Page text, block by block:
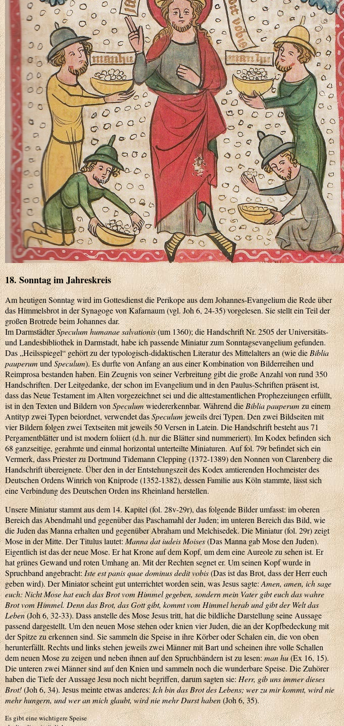
18. Sonntag im Jahreskreis
Am heutigen Sonntag wird im Gottesdienst die Perikope aus dem Johannes-Evangelium die Rede über
das Himmelsbrot in der Synagoge von Kafarnaum (vgl. Joh 6, 24-35) vorgelesen. Sie stellt ein Teil der
großen Brotrede beim Johannes dar.
Im DarmstädterSpeculum humanae salvationis(um 1360); die Handschrift Nr. 2505 der Universitäts-
und Landesbibliothek in Darmstadt, habe ich passende Miniatur zum Sonntagsevangelium gefunden.
Das „Heilsspiegel“ gehört zu der typologisch-didaktischen Literatur des Mittelalters an (wie dieBiblia
pauperumundSpeculum). Es durfte von Anfang an aus einer Kombination von Bilderreihen und
Reimprosa bestanden haben. Ein Zeugnis von seiner Verbreitung gibt die große Anzahl von rund 350
Handschriften. Der Leitgedanke, der schon im Evangelium und in den Paulus-Schriften präsent ist,
dass das Neue Testament im Alten vorgezeichnet sei und die alttestamentlichen Prophezeiungen erfüllt,
ist in den Texten und Bildern vonSpeculumwiedererkennbar. Während dieBiblia pauperumzu einem
Antityp zwei Typen beiordnet, verwendet dasSpeculumjeweils drei Typen. Den zwei Bildseiten mit
vier Bildern folgen zwei Textseiten mit jeweils 50 Versen in Latein. Die Handschrift besteht aus 71
Pergamentblätter und ist modern foliiert (d.h. nur die Blätter sind nummeriert). Im Kodex befinden sich
68 ganzseitige, gerahmte und einmal horizontal unterteilte Miniaturen. Auf fol. 79r befindet sich ein
Vermerk, dass Priester zu Dortmund Tidemann Clepping (1372-1389) den Nonnen von Clarenberg die
Handschrift übereignete. Über den in der Entstehungszeit des Kodex amtierenden Hochmeister des
Deutschen Ordens Winrich von Kniprode (1352-1382), dessen Familie aus Köln stammte, lässt sich
eine Verbindung des Deutschen Orden ins Rheinland herstellen.
Unsere Miniatur stammt aus dem 14. Kapitel (fol. 28v-29r), das folgende Bilder umfasst: im oberen
Bereich das Abendmahl und gegenüber das Paschamahl der Juden; im unteren Bereich das Bild, wie
die Juden das Manna erhalten und gegenüber Abraham und Melchisedek. Die Miniatur (fol. 29r) zeigt
Mose in der Mitte. Der Titulus lautet:Manna dat iudeis Moises(Das Manna gab Mose den Juden).
Eigentlich ist das der neue Mose. Er hat Krone auf dem Kopf, um dem eine Aureole zu sehen ist. Er
hat grünes Gewand und roten Umhang an. Mit der Rechten segnet er. Um seinen Kopf wurde in
Spruchband angebracht:Iste est panis quae dominus dedit vobis(Das ist das Brot, dass der Herr euch
geben wird). Der Miniator scheint gut unterrichtet worden sein, was Jesus sagte:Amen, amen, ich sage
euch: Nicht Mose hat euch das Brot vom Himmel gegeben, sondern mein Vater gibt euch das wahre
Brot vom Himmel. Denn das Brot, das Gott gibt, kommt vom Himmel herab und gibt der Welt das
Leben(Joh 6, 32-33). Dass anstelle des Mose Jesus tritt, hat die bildliche Darstellung seine Aussage
passend dargestellt. Um den neuen Mose stehen oder knien vier Juden, die an der Kopfbedeckung mit
der Spitze zu erkennen sind. Sie sammeln die Speise in ihre Körber oder Schalen ein, die von oben
herunterfällt. Rechts und links stehen jeweils zwei Männer mit Bart und scheinen ihre volle Schallen
dem neuen Mose zu zeigen und neben ihnen auf den Spruchbändern ist zu lesen:man hu(Ex 16, 15).
Die unteren zwei Männer sind auf den Knien und sammeln noch die wunderbare Speise. Die Zuhörer
haben die Tiefe der Aussage Jesu noch nicht begriffen, darum sagten sie: Herr, gib uns immer dieses
Brot!(Joh 6, 34). Jesus meinte etwas anderes:Ich bin das Brot des Lebens; wer zu mir kommt, wird nie
mehr hungern, und wer an mich glaubt, wird nie mehr Durst haben(Joh 6, 35).
Es gibt eine wichtigere Speise